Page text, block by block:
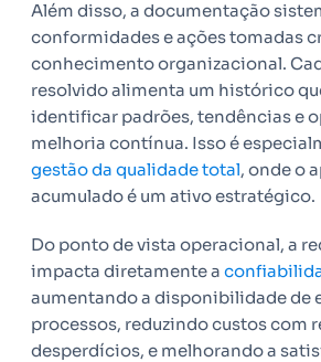
Além disso, a documentação
conformidades e ações tomadas
conhecimento organizacional.
resolvido alimenta um histórico
identificar padrões, tendências e
melhoria contínua. Isso é
gestão da qualidade total, onde o
acumulado é um ativo estratégico.
Do ponto de vista operacional, a
impacta diretamente a
aumentando a disponibilidade de
processos, reduzindo custos com
desperdícios, e melhorando a